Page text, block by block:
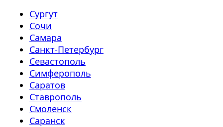
Сургут
Сочи
Самара
Санкт-Петербург
Севастополь
Симферополь
Саратов
Ставрополь
Смоленск
Саранск